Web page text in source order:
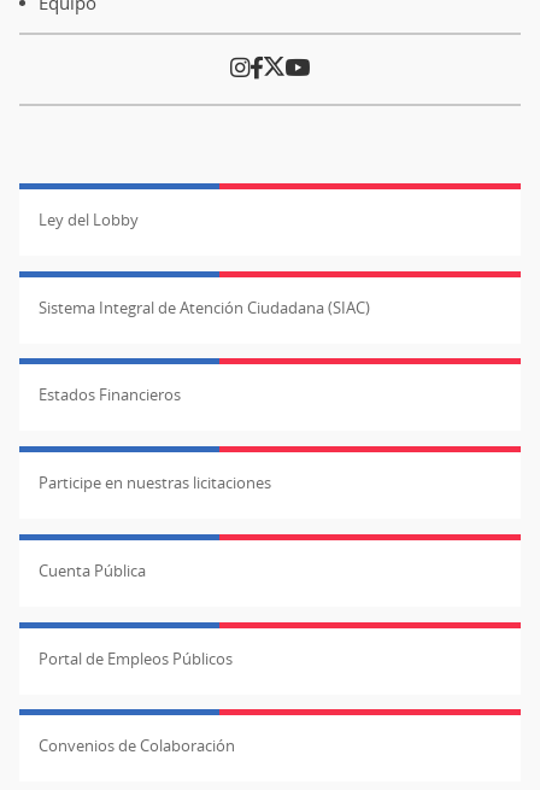
presente)
Ley del Lobby
Sistema Integral de Atención Ciudadana (SIAC)
Estados Financieros
Participe en nuestras licitaciones
Cuenta Pública
Portal de Empleos Públicos
Convenios de Colaboración